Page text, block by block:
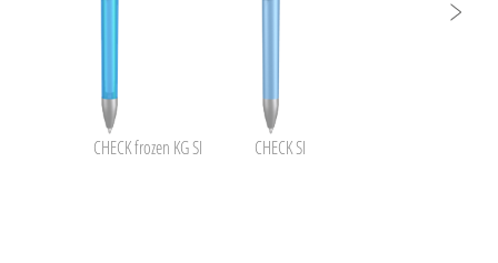
CHECK frozen KG SI CHECK SI